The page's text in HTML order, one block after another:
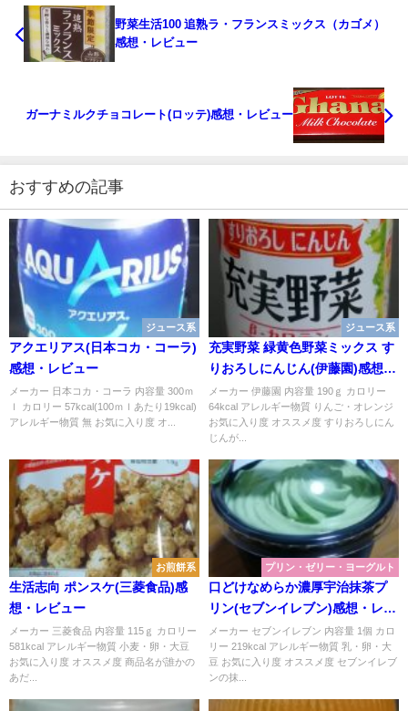
野菜生活100 追熟ラ・フランスミックス（カゴメ）
感想・レビュー
ガーナミルクチョコレート(ロッテ)感想・レビュー
おすすめの記事
ジュース系
アクエリアス(日本コカ・コーラ)
感想・レビュー
メーカー 日本コカ・コーラ 内容量 300ｍ
ｌ カロリー 57kcal(100ｍｌあたり19kcal)
アレルギー物質 無 お気に入り度 オ...
ジュース系
充実野菜 緑黄色野菜ミックス す
りおろしにんじん(伊藤園)感想・
レビュー
メーカー 伊藤園 内容量 190ｇ カロリー
64kcal アレルギー物質 りんご・オレンジ
お気に入り度 オススメ度 すりおろしにん
じんが...
お煎餅系
生活志向 ポンスケ(三菱食品)感
想・レビュー
メーカー 三菱食品 内容量 115ｇ カロリー
581kcal アレルギー物質 小麦・卵・大豆
お気に入り度 オススメ度 商品名が誰かの
あだ...
プリン・ゼリー・ヨーグルト
口どけなめらか濃厚宇治抹茶プ
リン(セブンイレブン)感想・レビ
ュー
メーカー セブンイレブン 内容量 1個 カロ
リー 219kcal アレルギー物質 乳・卵・大
豆 お気に入り度 オススメ度 セブンイレブ
ンの抹...